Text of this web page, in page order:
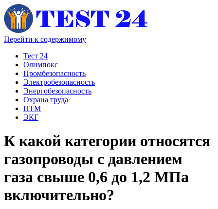
Перейти к содержимому
Тест 24
Олимпокс
Промбезопасность
Электробезопасность
Энергобезопасность
Охрана труда
ПТМ
ЭКГ
К какой категории относятся
газопроводы с давлением
газа свыше 0,6 до 1,2 МПа
включительно?